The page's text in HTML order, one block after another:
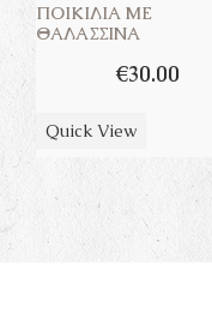
ΠΟΙΚΙΛΊΑ ΜΕ
ΘΑΛΑΣΣΙΝΆ
€30.00
Quick View